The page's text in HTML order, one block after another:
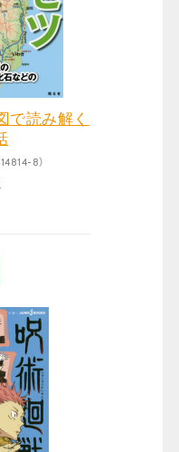
で読み解く
8）